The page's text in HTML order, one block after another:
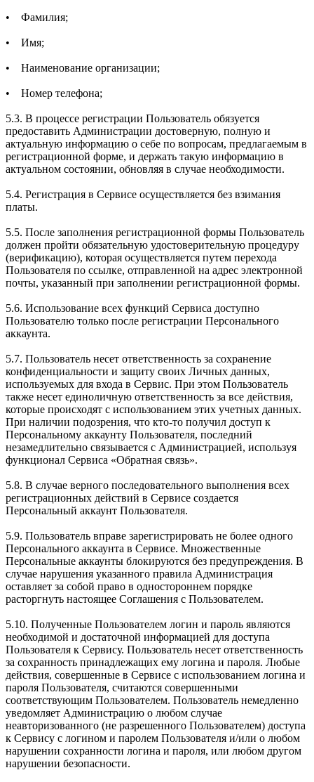
• Фамилия;
• Имя;
• Наименование организации;
• Номер телефона;
5.3. В процессе регистрации Пользователь обязуется
предоставить Администрации достоверную, полную и
актуальную информацию о себе по вопросам, предлагаемым в
регистрационной форме, и держать такую информацию в
актуальном состоянии, обновляя в случае необходимости.
5.4. Регистрация в Сервисе осуществляется без взимания
платы.
5.5. После заполнения регистрационной формы Пользователь
должен пройти обязательную удостоверительную процедуру
(верификацию), которая осуществляется путем перехода
Пользователя по ссылке, отправленной на адрес электронной
почты, указанный при заполнении регистрационной формы.
5.6. Использование всех функций Сервиса доступно
Пользователю только после регистрации Персонального
аккаунта.
5.7. Пользователь несет ответственность за сохранение
конфиденциальности и защиту своих Личных данных,
используемых для входа в Сервис. При этом Пользователь
также несет единоличную ответственность за все действия,
которые происходят с использованием этих учетных данных.
При наличии подозрения, что кто-то получил доступ к
Персональному аккаунту Пользователя, последний
незамедлительно связывается с Администрацией, используя
функционал Сервиса «Обратная связь».
5.8. В случае верного последовательного выполнения всех
регистрационных действий в Сервисе создается
Персональный аккаунт Пользователя.
5.9. Пользователь вправе зарегистрировать не более одного
Персонального аккаунта в Сервисе. Множественные
Персональные аккаунты блокируются без предупреждения. В
случае нарушения указанного правила Администрация
оставляет за собой право в одностороннем порядке
расторгнуть настоящее Соглашения с Пользователем.
5.10. Полученные Пользователем логин и пароль являются
необходимой и достаточной информацией для доступа
Пользователя к Сервису. Пользователь несет ответственность
за сохранность принадлежащих ему логина и пароля. Любые
действия, совершенные в Сервисе с использованием логина и
пароля Пользователя, считаются совершенными
соответствующим Пользователем. Пользователь немедленно
уведомляет Администрацию о любом случае
неавторизованного (не разрешенного Пользователем) доступа
к Сервису с логином и паролем Пользователя и/или о любом
нарушении сохранности логина и пароля, или любом другом
нарушении безопасности.